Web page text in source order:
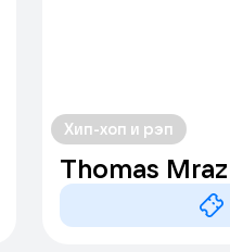
Хип-хоп и рэп
Thomas Mraz